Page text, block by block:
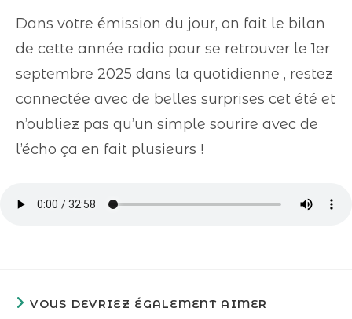
Dans votre émission du jour, on fait le bilan
de cette année radio pour se retrouver le 1er
septembre 2025 dans la quotidienne , restez
connectée avec de belles surprises cet été et
n’oubliez pas qu’un simple sourire avec de
l’écho ça en fait plusieurs !
VOUS DEVRIEZ ÉGALEMENT AIMER